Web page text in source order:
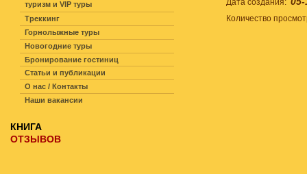
Дата создания:
Количество
туризм и VIP туры
Треккинг
Горнолыжные туры
Новогодние туры
Бронирование гостиниц
Статьи и публикации
О нас / Контакты
Наши вакансии
КНИГА
ОТЗЫВОВ